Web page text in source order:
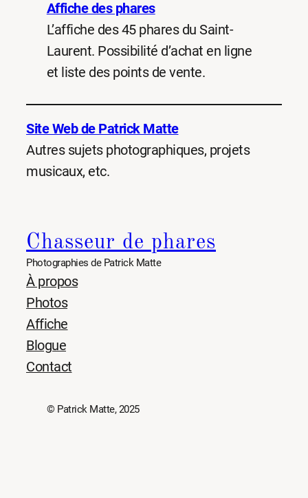
Affiche des phares
L’affiche des 45 phares du Saint-
Laurent. Possibilité d’achat en ligne
et liste des points de vente.
Site Web de Patrick Matte
Autres sujets photographiques, projets
musicaux, etc.
Chasseur de phares
Photographies de Patrick Matte
À propos
Photos
Affiche
Blogue
Contact
© Patrick Matte, 2025